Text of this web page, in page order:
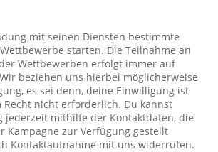
mit seinen Diensten bestimmte
starten. Die Teilnahme an
Wettbewerben erfolgt immer auf
beziehen uns hierbei möglicherweise
es sei denn, deine Einwilligung ist
Recht nicht erforderlich. Du kannst
jederzeit mithilfe der Kontaktdaten, die
Kampagne zur Verfügung gestellt
Kontaktaufnahme mit uns widerrufen.